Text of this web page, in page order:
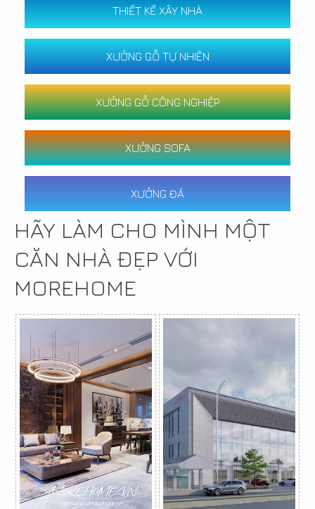
THIẾT KẾ XÂY NHÀ
XƯỞNG GỖ TỰ NHIÊN
XƯỞNG GỖ CÔNG NGHIỆP
XƯỞNG SOFA
XƯỞNG ĐÁ
HÃY LÀM CHO MÌNH MỘT
CĂN NHÀ ĐẸP VỚI
MOREHOME